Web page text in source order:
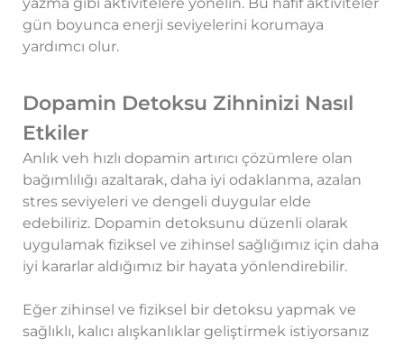
gün boyunca enerji seviyelerini korumaya
yardımcı olur.
Dopamin Detoksu Zihninizi Nasıl
Etkiler
Anlık veh hızlı dopamin artırıcı çözümlere olan
bağımlılığı azaltarak, daha iyi odaklanma, azalan
stres seviyeleri ve dengeli duygular elde
edebiliriz. Dopamin detoksunu düzenli olarak
uygulamak fiziksel ve zihinsel sağlığımız için daha
iyi kararlar aldığımız bir hayata yönlendirebilir.
Eğer zihinsel ve fiziksel bir detoksu yapmak ve
sağlıklı, kalıcı alışkanlıklar geliştirmek istiyorsanız